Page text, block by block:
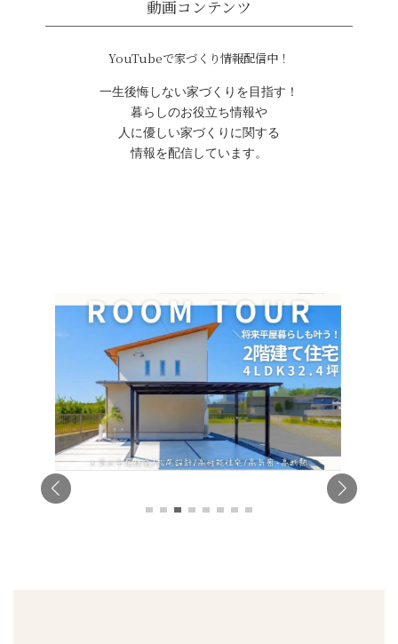
材木店の強み
現場の技術力
一生後悔しない家づくりを目指す！
暮らしのお役立ち情報や
人に優しい家づくりに関する
情報を配信しています。